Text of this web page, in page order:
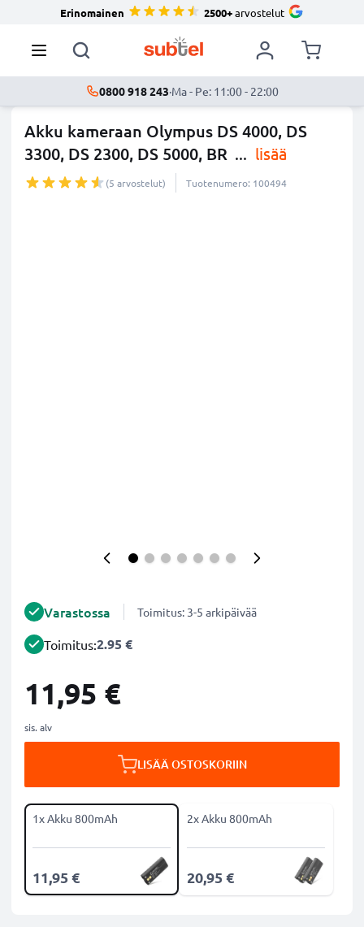
Erinomainen 2500+arvostelut
0800 918 243·Ma - Pe: 11:00 - 22:00
Akku kameraan Olympus DS 4000, DS
3300, DS 2300, DS 5000, BR ... lisää
(5 arvostelut) Tuotenumero: 100494
Varastossa Toimitus: 3-5 arkipäivää
Toimitus:2.95 €
11,95 €
sis. alv
LISÄÄ OSTOSKORIIN
1x Akku 800mAh
11,95 €
2x Akku 800mAh
20,95 €